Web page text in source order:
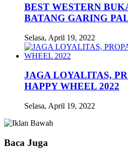
BEST WESTERN
BATANG GARING
Selasa, April 19, 2022
JAGA LOYALITAS,
HAPPY WHEEL 2022
Selasa, April 19, 2022
Baca Juga